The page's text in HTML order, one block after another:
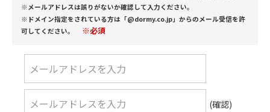
※メールアドレスは誤りがないか確認して入力ください。
※ドメイン指定をされている方は「@dormy.co.jp」からのメール受信を許
可してください。
※必須
(確認)